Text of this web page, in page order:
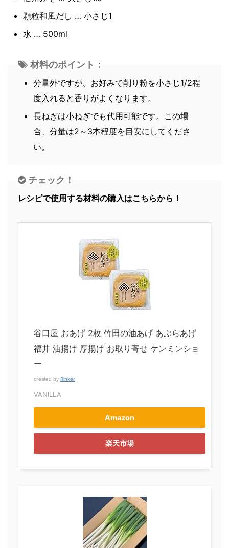
顆粒和風だし … 小さじ1
水 … 500ml
材料のポイント：
分量外ですが、お好みで削り粉を小さじ1/2程
度入れると香りがよくなります。
長ねぎは小ねぎでも代用可能です。この場
合、分量は2～3本程度を目安にしてくださ
い。
チェック！
レシピで使用する材料の購入はこちらから！
谷口屋 おあげ 2枚 竹田の油あげ あぶらあげ
福井 油揚げ 厚揚げ お取り寄せ ケンミンショ
ー
created by Rinker
VANILLA
Amazon
楽天市場